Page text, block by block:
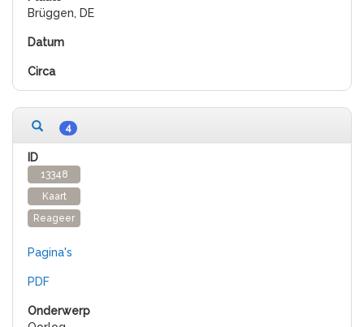
Brüggen, DE
4
13348
Kaart
Reageer
Pagina's
PDF